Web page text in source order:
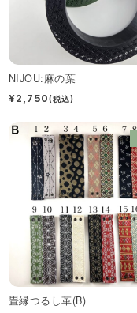
NIJOU:麻の葉
¥2,750(税込)
畳縁つるし革(B)